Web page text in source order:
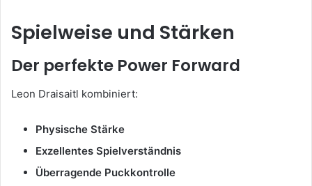
Spielweise und Stärken
Der perfekte Power Forward
Leon Draisaitl kombiniert:
Physische Stärke
Exzellentes Spielverständnis
Überragende Puckkontrolle